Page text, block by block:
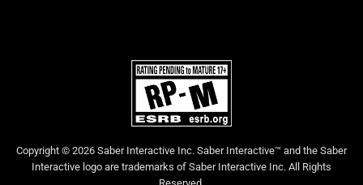
Copyright © 2026 Saber Interactive Inc. Saber Interactive™ and the Saber
Interactive logo are trademarks of Saber Interactive Inc. All Rights